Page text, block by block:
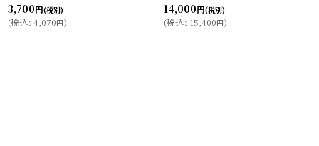
3,700円(税別)
(税込: 4,070円)
14,000円(税別)
(税込: 15,400円)